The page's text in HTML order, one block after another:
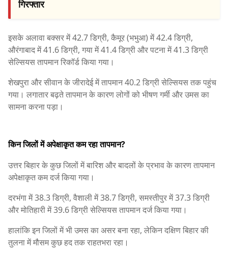
गिरफ्तार
इसके अलावा बक्सर में 42.7 डिग्री, कैमूर (भभुआ) में 42.4 डिग्री,
औरंगाबाद में 41.6 डिग्री, गया में 41.4 डिग्री और पटना में 41.3 डिग्री
सेल्सियस तापमान रिकॉर्ड किया गया।
शेखपुरा और सीवान के जीरादेई में तापमान 40.2 डिग्री सेल्सियस तक पहुंच
गया। लगातार बढ़ते तापमान के कारण लोगों को भीषण गर्मी और उमस का
सामना करना पड़ा।
किन जिलों में अपेक्षाकृत कम रहा तापमान?
उत्तर बिहार के कुछ जिलों में बारिश और बादलों के प्रभाव के कारण तापमान
अपेक्षाकृत कम दर्ज किया गया।
दरभंगा में 38.3 डिग्री, वैशाली में 38.7 डिग्री, समस्तीपुर में 37.3 डिग्री
और मोतिहारी में 39.6 डिग्री सेल्सियस तापमान दर्ज किया गया।
हालांकि इन जिलों में भी उमस का असर बना रहा, लेकिन दक्षिण बिहार की
तुलना में मौसम कुछ हद तक राहतभरा रहा।